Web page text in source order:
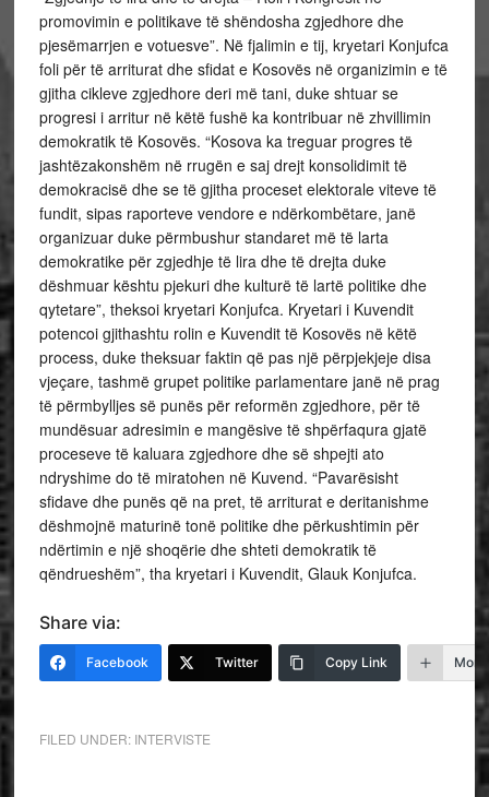
promovimin e politikave të shëndosha zgjedhore dhe
pjesëmarrjen e votuesve”. Në fjalimin e tij, kryetari Konjufca
foli për të arriturat dhe sfidat e Kosovës në organizimin e të
gjitha cikleve zgjedhore deri më tani, duke shtuar se
progresi i arritur në këtë fushë ka kontribuar në zhvillimin
demokratik të Kosovës. “Kosova ka treguar progres të
jashtëzakonshëm në rrugën e saj drejt konsolidimit të
demokracisë dhe se të gjitha proceset elektorale viteve të
fundit, sipas raporteve vendore e ndërkombëtare, janë
organizuar duke përmbushur standaret më të larta
demokratike për zgjedhje të lira dhe të drejta duke
dëshmuar kështu pjekuri dhe kulturë të lartë politike dhe
qytetare”, theksoi kryetari Konjufca. Kryetari i Kuvendit
potencoi gjithashtu rolin e Kuvendit të Kosovës në këtë
process, duke theksuar faktin që pas një përpjekjeje disa
vjeçare, tashmë grupet politike parlamentare janë në prag
të përmbylljes së punës për reformën zgjedhore, për të
mundësuar adresimin e mangësive të shpërfaqura gjatë
proceseve të kaluara zgjedhore dhe së shpejti ato
ndryshime do të miratohen në Kuvend. “Pavarësisht
sfidave dhe punës që na pret, të arriturat e deritanishme
dëshmojnë maturinë tonë politike dhe përkushtimin për
ndërtimin e një shoqërie dhe shteti demokratik të
qëndrueshëm”, tha kryetari i Kuvendit, Glauk Konjufca.
Share via:
Facebook Twitter Copy Link More
FILED UNDER: INTERVISTE